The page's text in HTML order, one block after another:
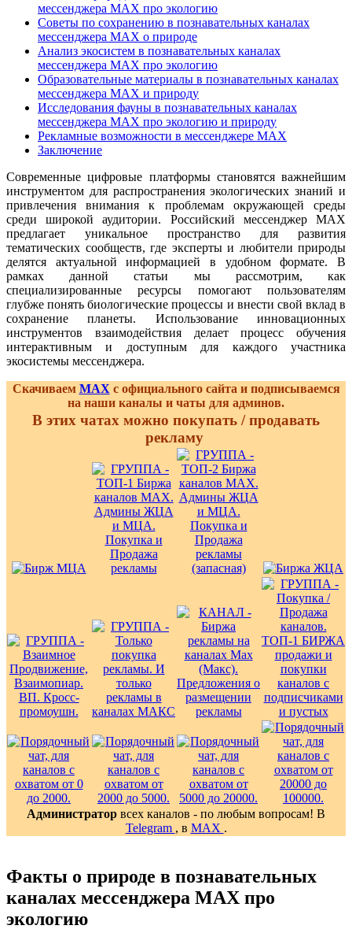
мессенджера MAX про экологию
Советы по сохранению в познавательных каналах
мессенджера MAX о природе
Анализ экосистем в познавательных каналах
мессенджера MAX про экологию
Образовательные материалы в познавательных каналах
мессенджера MAX и природу
Исследования фауны в познавательных каналах
мессенджера MAX про экологию и природу
Рекламные возможности в мессенджере MAX
Заключение
Современные цифровые платформы становятся важнейшим
инструментом для распространения экологических знаний и
привлечения внимания к проблемам окружающей среды
среди широкой аудитории. Российский мессенджер MAX
предлагает уникальное пространство для развития
тематических сообществ, где эксперты и любители природы
делятся актуальной информацией в удобном формате. В
рамках данной статьи мы рассмотрим, как
специализированные ресурсы помогают пользователям
глубже понять биологические процессы и внести свой вклад в
сохранение планеты. Использование инновационных
инструментов взаимодействия делает процесс обучения
интерактивным и доступным для каждого участника
экосистемы мессенджера.
Скачиваем MAX с официального сайта и подписываемся
на наши каналы и чаты для админов.
В этих чатах можно покупать / продавать
рекламу
Администратор всех каналов - по любым вопросам! В
Telegram , в MAX .
Факты о природе в познавательных
каналах мессенджера MAX про
экологию